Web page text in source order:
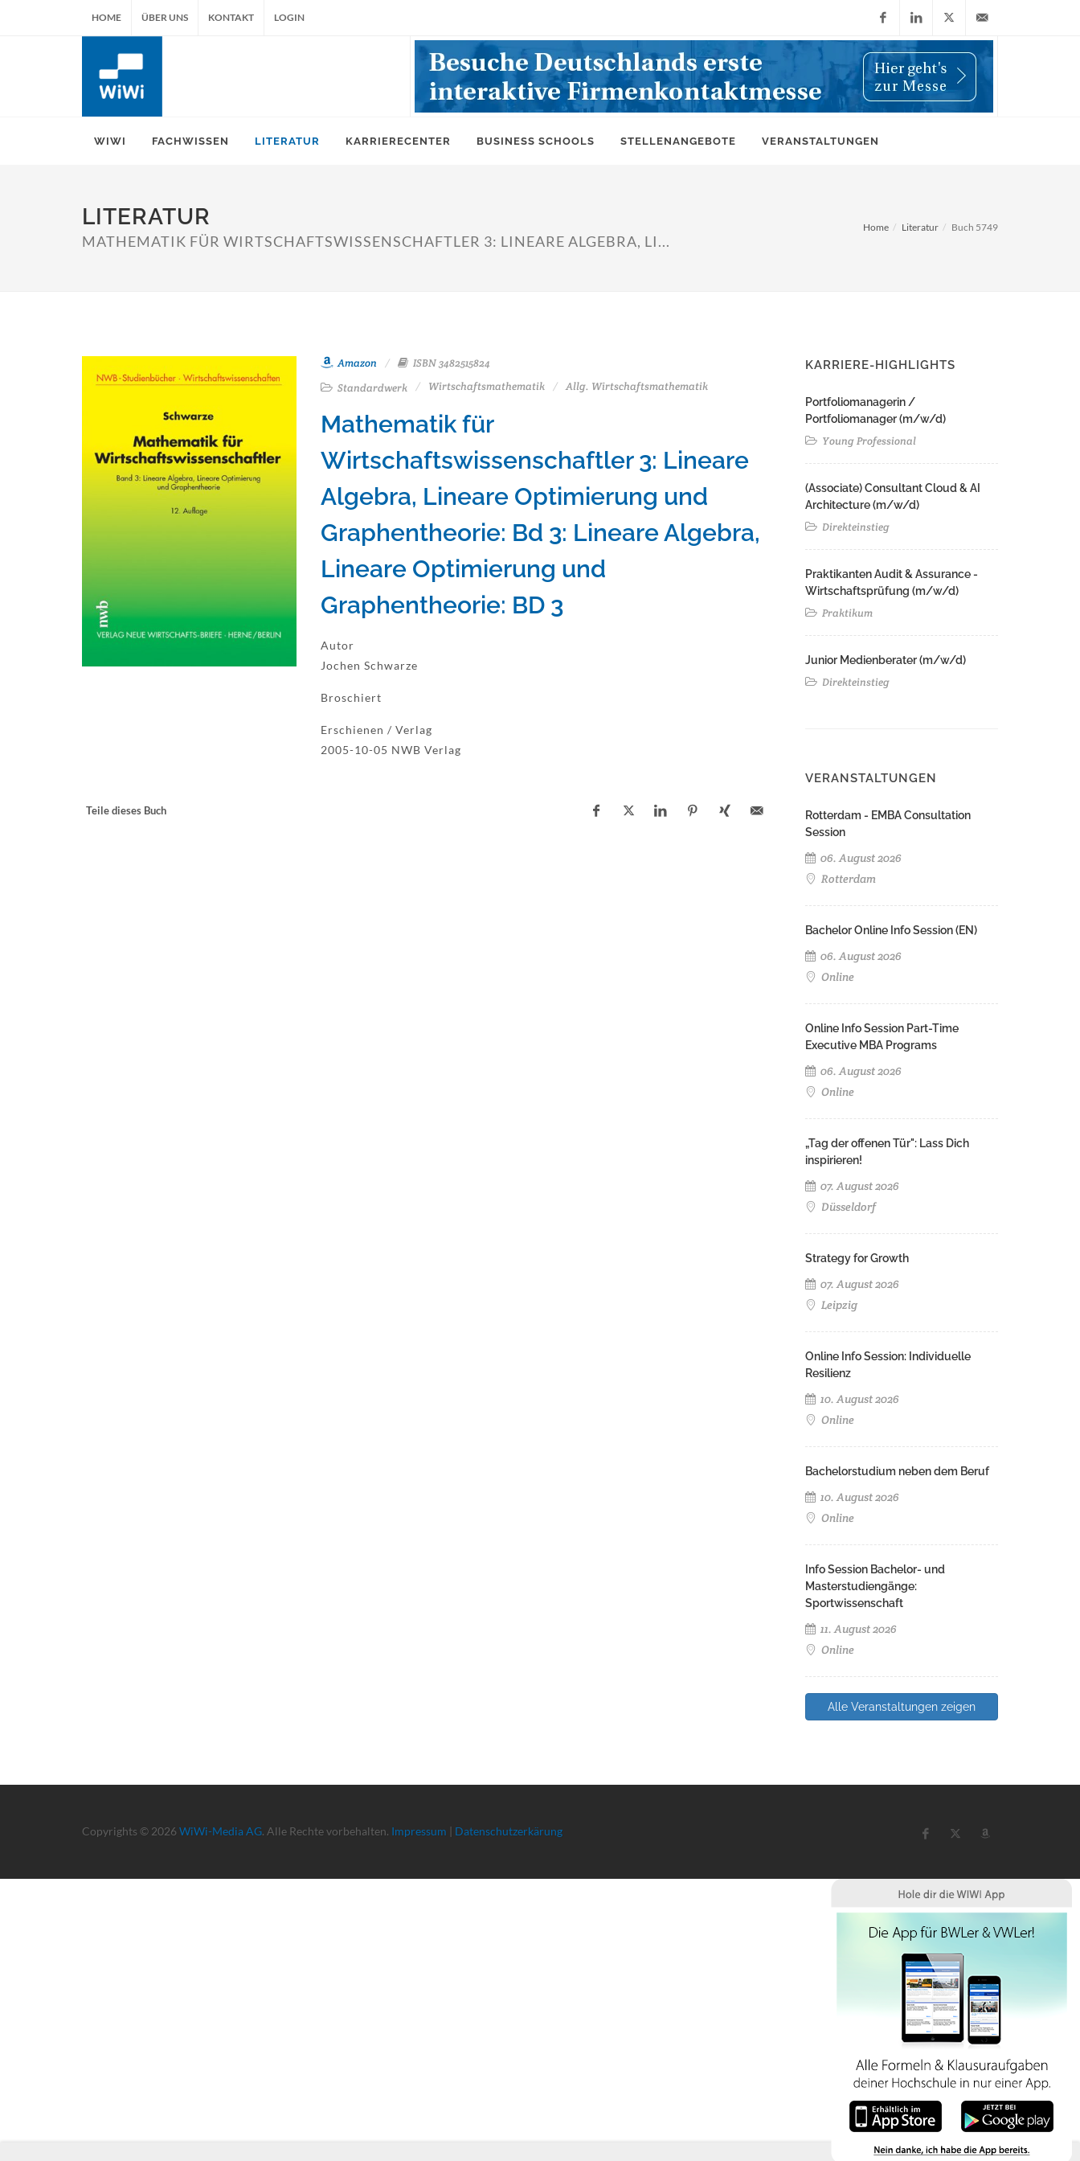
HOME ÜBER UNS KONTAKT LOGIN
FacebookLinkedIn
X
(Twitter)
info@wiwi-
WIWI FACHWISSEN LITERATUR KARRIERECENTER BUSINESS SCHOOLS STELLENANGEBOTE VERANSTALTUNGEN
LITERATUR
MATHEMATIK FÜR WIRTSCHAFTSWISSENSCHAFTLER 3: LINEARE ALGEBRA, LI...
Home Literatur Buch 5749
Amazon
ISBN 3482515824
Standardwerk
Wirtschaftsmathematik Allg. Wirtschaftsmathematik
Mathematik für
Wirtschaftswissenschaftler 3: Lineare
Algebra, Lineare Optimierung und
Graphentheorie: Bd 3: Lineare Algebra,
Lineare Optimierung und
Graphentheorie: BD 3
Autor
Jochen Schwarze
Broschiert
Erschienen / Verlag
2005-10-05 NWB Verlag
Teile dieses Buch
KARRIERE-HIGHLIGHTS
Portfoliomanagerin /
Portfoliomanager (m/w/d)
Young Professional
(Associate) Consultant Cloud & AI
Architecture (m/w/d)​ ​
Direkteinstieg
Praktikanten Audit & Assurance -
Wirtschaftsprüfung (m/w/d)
Praktikum
Junior Medienberater (m/w/d)
Direkteinstieg
VERANSTALTUNGEN
Rotterdam - EMBA Consultation
Session
06. August 2026
Rotterdam
Bachelor Online Info Session (EN)
06. August 2026
Online
Online Info Session Part-Time
Executive MBA Programs
06. August 2026
Online
„Tag der offenen Tür": Lass Dich
inspirieren!
07. August 2026
Düsseldorf
Strategy for Growth
07. August 2026
Leipzig
Online Info Session: Individuelle
Resilienz
10. August 2026
Online
Bachelorstudium neben dem Beruf
10. August 2026
Online
Info Session Bachelor- und
Masterstudiengänge:
Sportwissenschaft
11. August 2026
Online
Alle Veranstaltungen zeigen
Copyrights © 2026 WiWi-Media AG. Alle Rechte vorbehalten. Impressum | Datenschutzerkärung